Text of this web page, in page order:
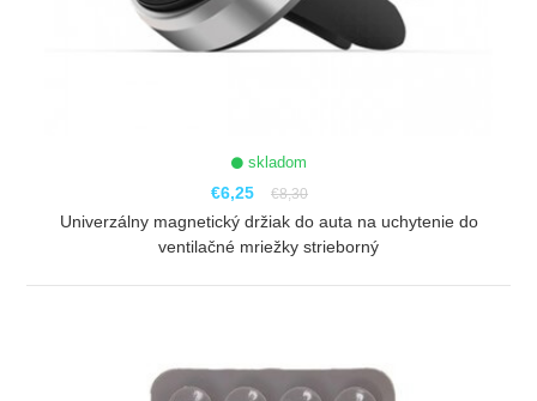
skladom
€6,25 €8,30
Univerzálny magnetický držiak do auta na uchytenie do
ventilačné mriežky strieborný